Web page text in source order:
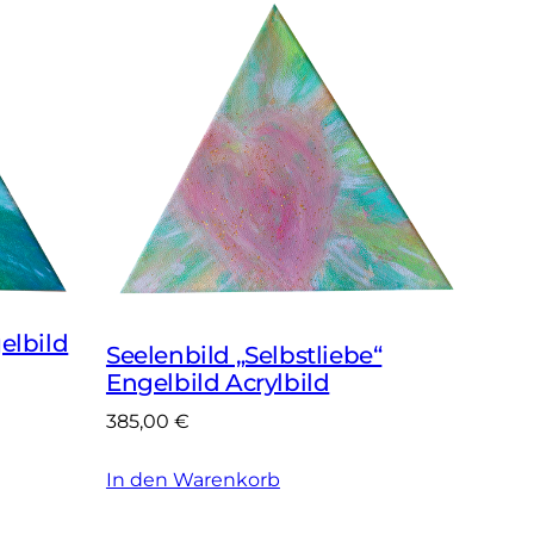
Seelenbild „Selbstliebe“
Engelbild Acrylbild
385,00 €
In den Warenkorb